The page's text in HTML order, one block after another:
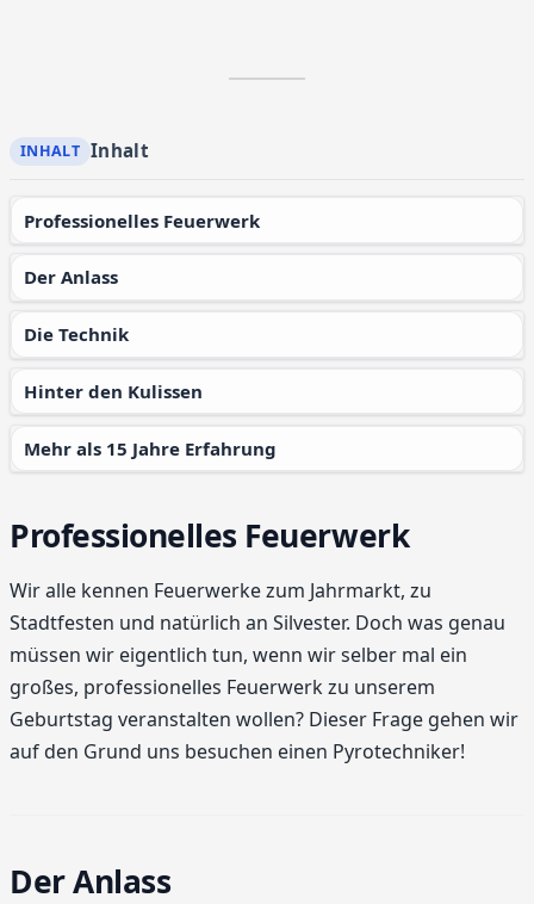
Inhalt
Professionelles Feuerwerk
Der Anlass
Die Technik
Hinter den Kulissen
Mehr als 15 Jahre Erfahrung
Professionelles Feuerwerk
Wir alle kennen Feuerwerke zum Jahrmarkt, zu
Stadtfesten und natürlich an Silvester. Doch was genau
müssen wir eigentlich tun, wenn wir selber mal ein
großes, professionelles Feuerwerk zu unserem
Geburtstag veranstalten wollen? Dieser Frage gehen wir
auf den Grund uns besuchen einen Pyrotechniker!
Der Anlass